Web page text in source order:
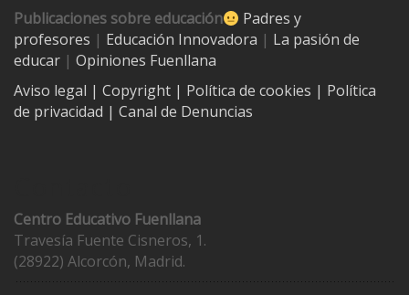
Publicaciones sobre educación
Padres y
profesores | Educación Innovadora | La pasión de
educar | Opiniones Fuenllana
Aviso legal | Copyright | Política de cookies | Política
de privacidad | Canal de Denuncias
Centro Educativo Fuenllana
Travesía Fuente Cisneros, 1.
(28922) Alcorcón, Madrid.